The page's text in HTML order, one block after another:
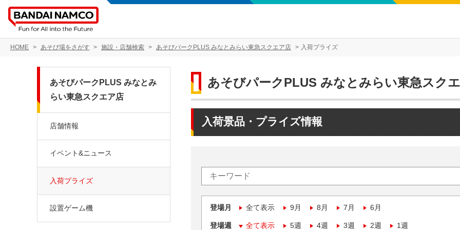
HOME あそび場をさがす 施設・店舗検索 あそびパークPLUS みなとみらい東急スクエア店 入荷プライズ
あそびパークPLUS みなとみらい東急スク
入荷景品・プライズ情報
登場月 全て表示 9月 8月 7月 6月
登場週 全て表示 5週 4週 3週 2週 1週
あそびパークPLUS みなとみ
らい東急スクエア店
店舗情報
イベント&ニュース
入荷プライズ
設置ゲーム機